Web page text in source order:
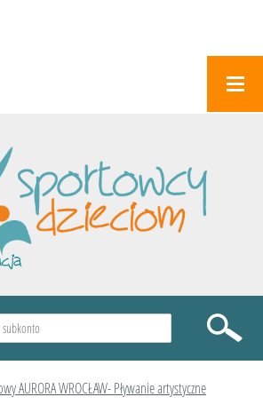
AURORA WROCŁAW- Pływanie artystyczne